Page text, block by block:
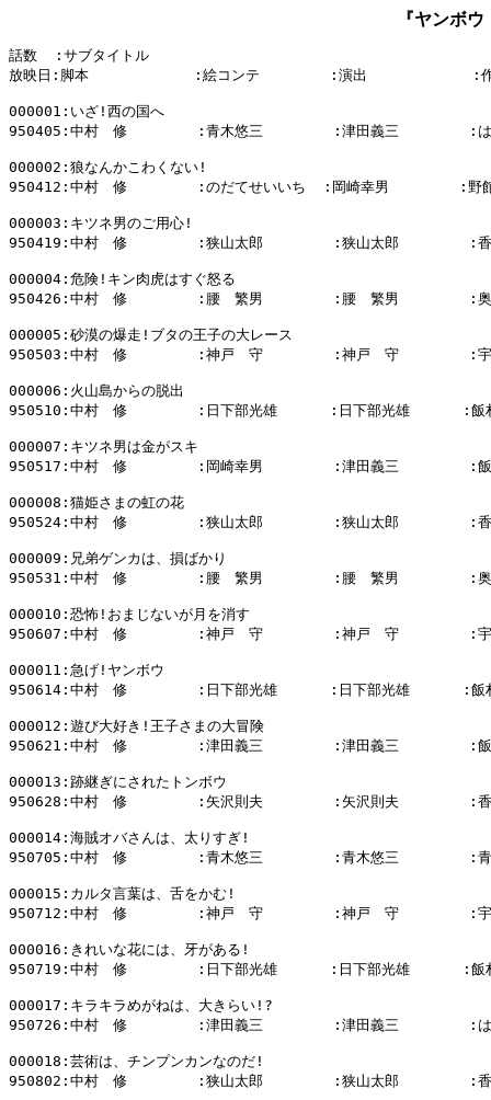
『ヤンボ
話数  :サブタイトル
放映日:脚本            :絵コンテ        :演出            :作
000001:いざ!西の国へ
950405:中村　修        :青木悠三        :津田義三        :はし
000002:狼なんかこわくない!
950412:中村　修        :のだてせいいち  :岡崎幸男        :野
000003:キツネ男のご用心!
950419:中村　修        :狭山太郎        :狭山太郎        :香
000004:危険!キン肉虎はすぐ怒る
950426:中村　修        :腰　繁男        :腰　繁男        :奥
000005:砂漠の爆走!ブタの王子の大レース
950503:中村　修        :神戸　守        :神戸　守        :宇
000006:火山島からの脱出
950510:中村　修        :日下部光雄      :日下部光雄      :飯
000007:キツネ男は金がスキ
950517:中村　修        :岡崎幸男        :津田義三        :飯
000008:猫姫さまの虹の花
950524:中村　修        :狭山太郎        :狭山太郎        :香
000009:兄弟ゲンカは、損ばかり
950531:中村　修        :腰　繁男        :腰　繁男        :奥
000010:恐怖!おまじないが月を消す
950607:中村　修        :神戸　守        :神戸　守        :宇
000011:急げ!ヤンボウ
950614:中村　修        :日下部光雄      :日下部光雄      :飯
000012:遊び大好き!王子さまの大冒険
950621:中村　修        :津田義三        :津田義三        :飯
000013:跡継ぎにされたトンボウ
950628:中村　修        :矢沢則夫        :矢沢則夫        :香
000014:海賊オバさんは、太りすぎ!
950705:中村　修        :青木悠三        :青木悠三        :青
000015:カルタ言葉は、舌をかむ!
950712:中村　修        :神戸　守        :神戸　守        :宇
000016:きれいな花には、牙がある!
950719:中村　修        :日下部光雄      :日下部光雄      :飯
000017:キラキラめがねは、大きらい!?
950726:中村　修        :津田義三        :津田義三        :はし
000018:芸術は、チンプンカンなのだ!
950802:中村　修        :狭山太郎        :狭山太郎        :香